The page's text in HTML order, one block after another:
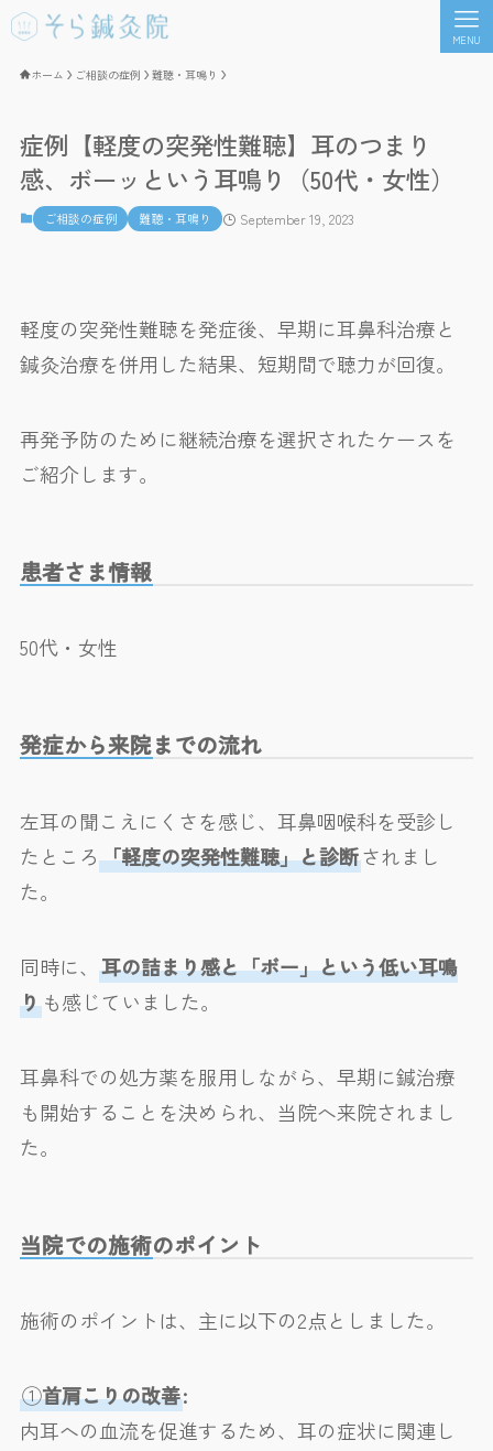
MENU
ホーム ご相談の症例 難聴・耳鳴り
症例【軽度の突発性難聴】耳のつまり
感、ボーッという耳鳴り（50代・女性）
ご相談の症例 難聴・耳鳴り September 19, 2023
軽度の突発性難聴を発症後、早期に耳鼻科治療と
鍼灸治療を併用した結果、短期間で聴力が回復。
再発予防のために継続治療を選択されたケースを
ご紹介します。
患者さま情報
50代・女性
発症から来院までの流れ
左耳の聞こえにくさを感じ、耳鼻咽喉科を受診し
たところ「軽度の突発性難聴」と診断されまし
た。
同時に、 耳の詰まり感と「ボー」という低い耳鳴
りも感じていました。
耳鼻科での処方薬を服用しながら、早期に鍼治療
も開始することを決められ、当院へ来院されまし
た。
当院での施術のポイント
施術のポイントは、主に以下の2点としました。
①首肩こりの改善:
内耳への血流を促進するため、耳の症状に関連し